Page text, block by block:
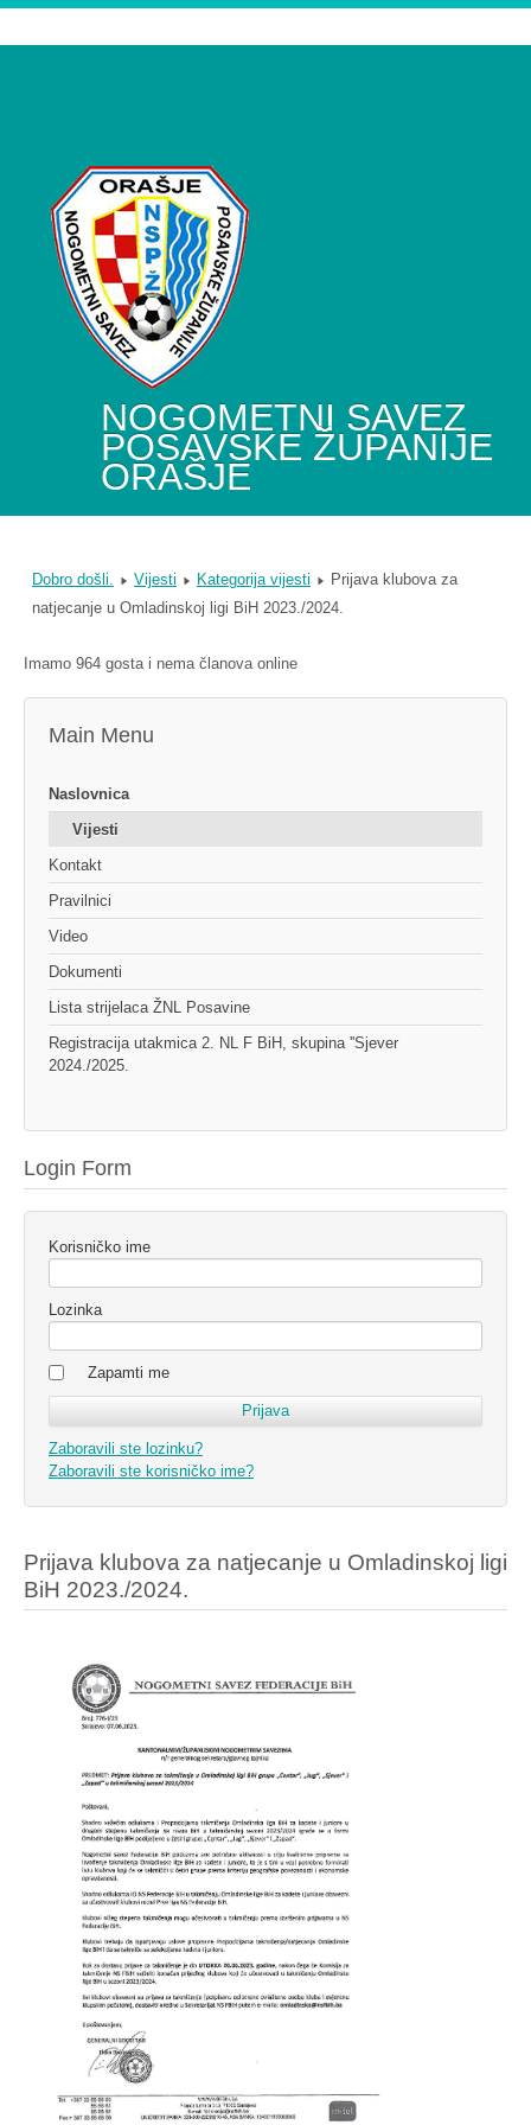
NOGOMETNI SAVEZ
POSAVSKE ŽUPANIJE
ORAŠJE
Dobro došli. Vijesti Kategorija vijesti
Prijava klubova za
natjecanje u Omladinskoj ligi BiH 2023./2024.
Imamo 964 gosta i nema članova online
Main Menu
Naslovnica
Vijesti
Kontakt
Pravilnici
Video
Dokumenti
Lista strijelaca ŽNL Posavine
Registracija utakmica 2. NL F BiH, skupina ''Sjever
2024./2025.
Login Form
Korisničko ime
Lozinka
Zapamti me
Zaboravili ste lozinku?
Zaboravili ste korisničko ime?
Prijava klubova za natjecanje u Omladinskoj ligi
BiH 2023./2024.